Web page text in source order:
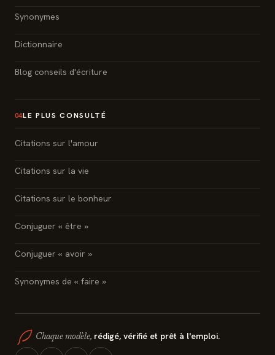
Synonymes
Dictionnaire
Blog conseils d'écriture
04LE PLUS CONSULTÉ
Citations sur l'amour
Citations sur la vie
Citations sur le bonheur
Conjuguer « être »
Conjuguer « avoir »
Synonymes de « faire »
Chaque modèle, rédigé, vérifié et prêt à l'emploi.